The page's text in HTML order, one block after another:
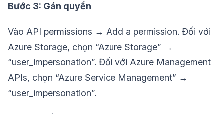
Bước 3: Gán quyền
Vào API permissions → Add a permission. Đối với
Azure Storage, chọn “Azure Storage” →
“user_impersonation”. Đối với Azure Management
APIs, chọn “Azure Service Management” →
“user_impersonation”.